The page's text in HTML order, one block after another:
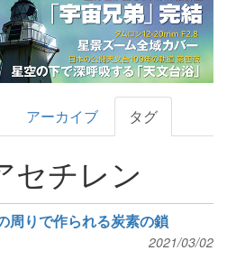
アーカイブ タグ
セチレン
周りで作られる炭素の鎖
2021/03/02